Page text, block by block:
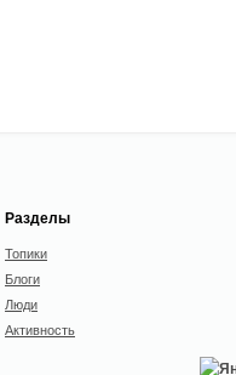
Разделы
Топики
Блоги
Люди
Активность